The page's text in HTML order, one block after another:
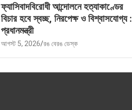
ফ্যাসিবাদবিরোধী আন্দোলনে হত্যাকাণ্ডের
বিচার হবে স্বচ্ছ, নিরপেক্ষ ও বিশ্বাসযোগ্য :
প্রধানমন্ত্রী
আগস্ট 5, 2026 রঙ বেরঙ ডেস্ক